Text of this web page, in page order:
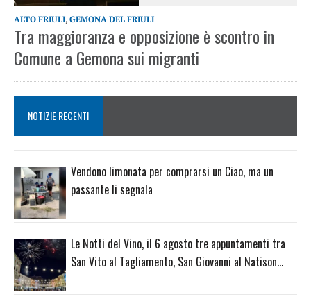
ALTO FRIULI, GEMONA DEL FRIULI
Tra maggioranza e opposizione è scontro in
Comune a Gemona sui migranti
NOTIZIE RECENTI
Vendono limonata per comprarsi un Ciao, ma un
passante li segnala
Le Notti del Vino, il 6 agosto tre appuntamenti tra
San Vito al Tagliamento, San Giovanni al Natison…